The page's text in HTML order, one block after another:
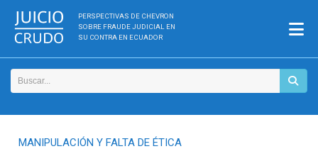
PERSPECTIVAS DE CHEVRON
SOBRE FRAUDE JUDICIAL EN
SU CONTRA EN ECUADOR
MANIPULACIÓN Y FALTA DE ÉTICA